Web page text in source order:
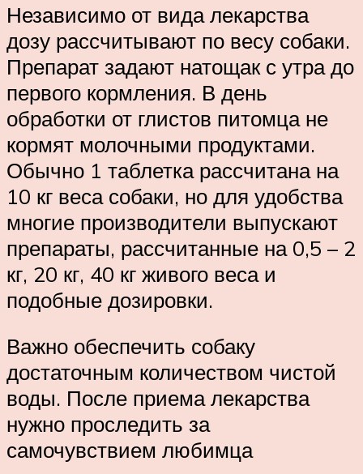
Независимо от вида лекарства
дозу рассчитывают по весу собаки.
Препарат задают натощак с утра до
первого кормления. В день
обработки от глистов питомца не
кормят молочными продуктами.
Обычно 1 таблетка рассчитана на
10 кг веса собаки, но для удобства
многие производители выпускают
препараты, рассчитанные на 0,5 – 2
кг, 20 кг, 40 кг живого веса и
подобные дозировки.
Важно обеспечить собаку
достаточным количеством чистой
воды. После приема лекарства
нужно проследить за
самочувствием любимца